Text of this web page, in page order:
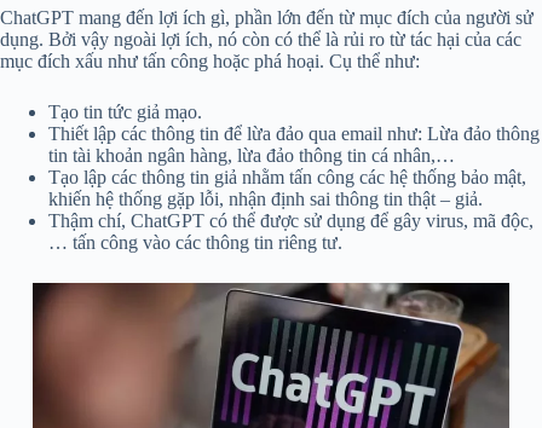
ChatGPT mang đến lợi ích gì, phần lớn đến từ mục đích của người sử
dụng. Bởi vậy ngoài lợi ích, nó còn có thể là rủi ro từ tác hại của các
mục đích xấu như tấn công hoặc phá hoại. Cụ thể như:
Tạo tin tức giả mạo.
Thiết lập các thông tin để lừa đảo qua email như: Lừa đảo thông
tin tài khoản ngân hàng, lừa đảo thông tin cá nhân,…
Tạo lập các thông tin giả nhằm tấn công các hệ thống bảo mật,
khiến hệ thống gặp lỗi, nhận định sai thông tin thật – giả.
Thậm chí, ChatGPT có thể được sử dụng để gây virus, mã độc,
… tấn công vào các thông tin riêng tư.